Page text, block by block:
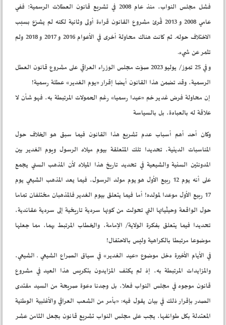
فشل مجلس النواب، منذ عام 2008 في تشريع قانون العطلات الرسمية؛ ففي
عامي 2008 و 2013 قُرئ مشروع القانون قراءة أولى وثانية لكنه لم يشرّع بسبب
الاختلاف حوله. ثم كانت هناك محاولة أخرى في الأعوام 2016 و 2017 و 2018 ولم
تثمر عن شيء.
و في 25 تموز/ يوليو 2023 صوّت مجلس الوزراء العراقي على مشروع قانون العطل
الرسمية، وقد تضمن هذا القانون أيضا إقرار «يوم الغدير» عطلة رسمية!
إن محاولة فرض غدير خم «عيدا رسميا» رغم الحمولات المرتبطة به، فهو شأن لا
علاقة له بالعبادة، بل بالسياسة
وكان أحد أهم أسباب عدم تشريع هذا القانون فيما سبق هو الخلاف حول
المناسبات الدينية، تحديدا تلك المتعلقة بيوم ميلاد الرسول ويوم الغدير بين
المدونتين السنية والشيعية في تحديد تاريخ هذا الميلاد لأن المذهب السني يجمع
على أنه يوم 12 ربيع الأول هو يوم مولد الرسول، فيما يعد المذهب الشيعي يوم
17 ربيع الأول موعدا لمولده! أما فيما يتعلق بيوم الغدير فالمذهبان مختلفان تماما
حول الواقعة وحيثياتها التي تحولت من كونها سردية تاريخية إلى سردية عقائدية،
تحديدا فيما يتعلق بفكرة الولاية/ الإمامة، والخطاب المرتبط بهما، مما جعلها
موضوعا مرتبطا بالكراهية وليس بالاحتفال!
في الأيام الأخيرة دخل موضوع «عيد الغدير» في سياق الصراع الشيعي ـ الشيعي،
والمزايدات المرتبطة به، إذ لم يكتف المزايدون بتكريس هذا العيد في مشروع
قانون موجود في مجلس النواب فعلا، بل وجدنا دعوة صريحة من السيد مقتدى
الصدر بإقرار ذلك في بيان يقول فيه: «بأمر من الشعب العراقي والأغلبية الوطنية
المعتدلة بكل طوائفها، يجب على مجلس النواب تشريع قانون بجعل الثامن عشر